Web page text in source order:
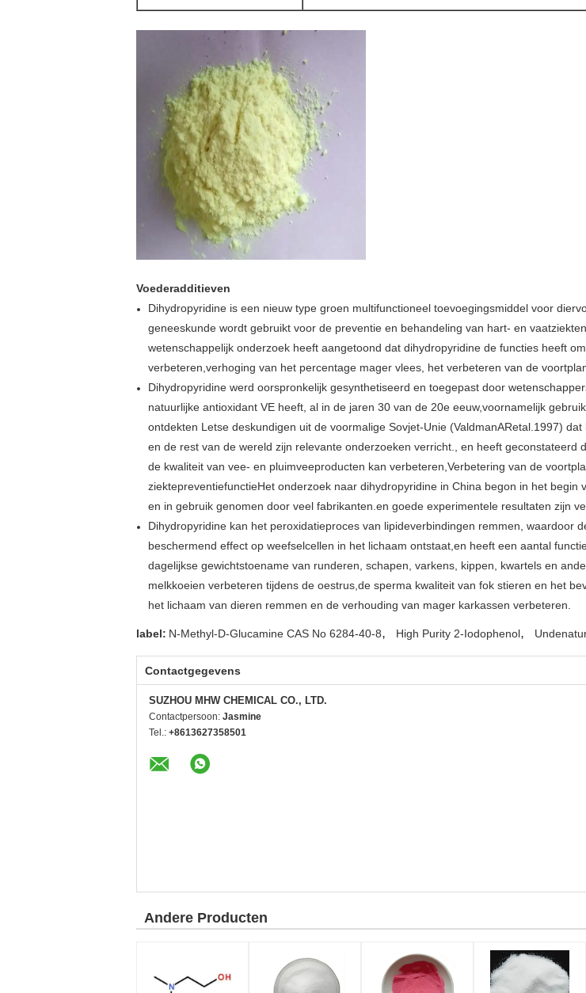
Voederadditieven
Dihydropyridine is een nieuw type groen multifunctioneel toevoegingsmiddel voor
geneeskunde wordt gebruikt voor de preventie en behandeling van hart- en
wetenschappelijk onderzoek heeft aangetoond dat dihydropyridine de functies heeft
verbeteren,verhoging van het percentage mager vlees, het verbeteren van de
Dihydropyridine werd oorspronkelijk gesynthetiseerd en toegepast door
natuurlijke antioxidant VE heeft, al in de jaren 30 van de 20e eeuw,voornamelijk
ontdekten Letse deskundigen uit de voormalige Sovjet-Unie (ValdmanARetal.1997)
en de rest van de wereld zijn relevante onderzoeken verricht., en heeft
de kwaliteit van vee- en pluimveeproducten kan verbeteren,Verbetering van de
ziektepreventiefunctieHet onderzoek naar dihydropyridine in China begon in het
en in gebruik genomen door veel fabrikanten.en goede experimentele resultaten zijn
Dihydropyridine kan het peroxidatieproces van lipideverbindingen remmen, waardoor
beschermend effect op weefselcellen in het lichaam ontstaat,en heeft een aantal
dagelijkse gewichtstoename van runderen, schapen, varkens, kippen, kwartels en
melkkoeien verbeteren tijdens de oestrus,de sperma kwaliteit van fok stieren en het
het lichaam van dieren remmen en de verhouding van mager karkassen verbeteren.
label: N-Methyl-D-Glucamine CAS No 6284-40-8, High Purity 2-Iodophenol,
Contactgegevens
SUZHOU MHW CHEMICAL CO., LTD.
Contactpersoon: Jasmine
Tel.: +8613627358501
Andere Producten